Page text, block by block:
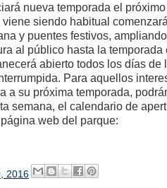
nueva temporada el
siendo habitual
y puentes festivos,
al público hasta la temporada
abierto todos los días de
Para aquellos
a su próxima temporada,
semana, el calendario de
web del parque:
2016